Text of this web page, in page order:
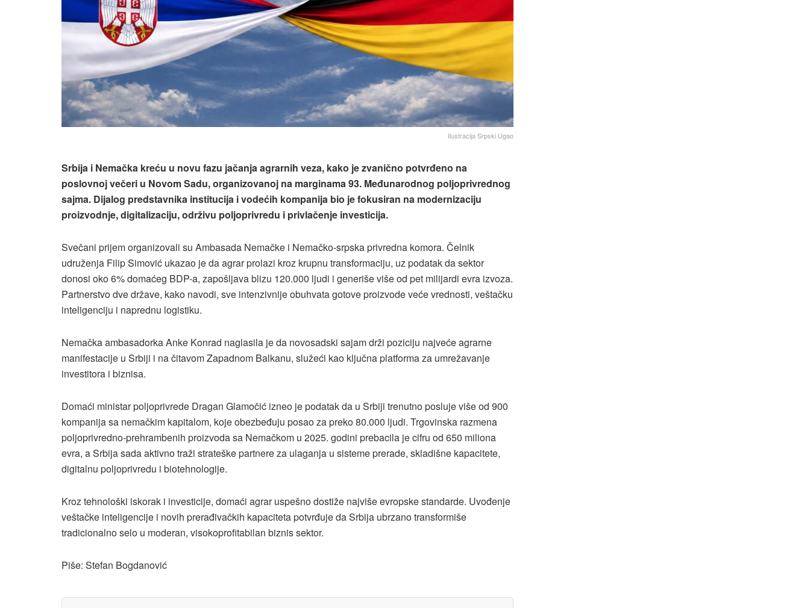
Ilustracija Srpski Ugao
Srbija i Nemačka kreću u novu fazu jačanja agrarnih veza, kako je zvanično potvrđeno na
poslovnoj večeri u Novom Sadu, organizovanoj na marginama 93. Međunarodnog poljoprivrednog
sajma. Dijalog predstavnika institucija i vodećih kompanija bio je fokusiran na modernizaciju
proizvodnje, digitalizaciju, održivu poljoprivredu i privlačenje investicija.
Svečani prijem organizovali su Ambasada Nemačke i Nemačko-srpska privredna komora. Čelnik
udruženja Filip Simović ukazao je da agrar prolazi kroz krupnu transformaciju, uz podatak da sektor
donosi oko 6% domaćeg BDP-a, zapošljava blizu 120.000 ljudi i generiše više od pet milijardi evra izvoza.
Partnerstvo dve države, kako navodi, sve intenzivnije obuhvata gotove proizvode veće vrednosti, veštačku
inteligenciju i naprednu logistiku.
Nemačka ambasadorka Anke Konrad naglasila je da novosadski sajam drži poziciju najveće agrarne
manifestacije u Srbiji i na čitavom Zapadnom Balkanu, služeći kao ključna platforma za umrežavanje
investitora i biznisa.
Domaći ministar poljoprivrede Dragan Glamočić izneo je podatak da u Srbiji trenutno posluje više od 900
kompanija sa nemačkim kapitalom, koje obezbeđuju posao za preko 80.000 ljudi. Trgovinska razmena
poljoprivredno-prehrambenih proizvoda sa Nemačkom u 2025. godini prebacila je cifru od 650 miliona
evra, a Srbija sada aktivno traži strateške partnere za ulaganja u sisteme prerade, skladišne kapacitete,
digitalnu poljoprivredu i biotehnologije.
Kroz tehnološki iskorak i investicije, domaći agrar uspešno dostiže najviše evropske standarde. Uvođenje
veštačke inteligencije i novih prerađivačkih kapaciteta potvrđuje da Srbija ubrzano transformiše
tradicionalno selo u moderan, visokoprofitabilan biznis sektor.
Piše: Stefan Bogdanović